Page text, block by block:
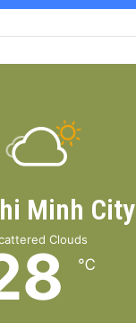
Minh City
Clouds
℃